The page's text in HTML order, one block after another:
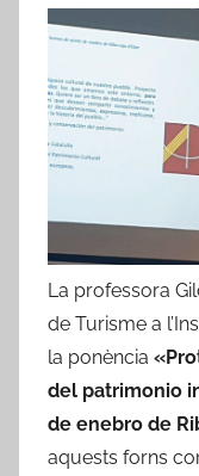
La professora
de Turisme a
la ponència
del patrimonio
de enebro de
aquests forns